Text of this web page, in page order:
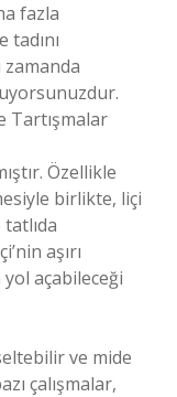
fazla
zamanda
Tartışmalar
Özellikle
birlikte, liçi
aşırı
açabileceği
ve mide
çalışmalar,